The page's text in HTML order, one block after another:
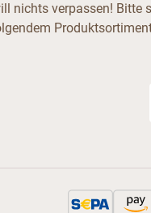
nichts verpassen! Bitte